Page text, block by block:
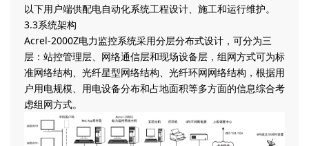
以下用户端供配电自动化系统工程设计、施工和运行维护。
3.3系统架构
Acrel-2000Z电力监控系统采用分层分布式设计，可分为三
层：站控管理层、网络通信层和现场设备层，组网方式可为标
准网络结构、光纤星型网络结构、光纤环网网络结构，根据用
户用电规模、用电设备分布和占地面积等多方面的信息综合考
虑组网方式。